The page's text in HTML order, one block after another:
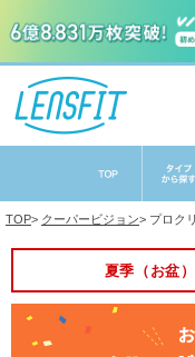
TOP> クーパービジョン> プロク
夏季（お盆